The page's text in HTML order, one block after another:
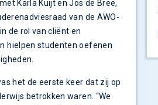
Karla Kuijt en Jos de Bree,
van de AWO-
de rol van cliënt en
hielpen studenten oefenen
het de eerste keer dat zij op
betrokken waren. “We